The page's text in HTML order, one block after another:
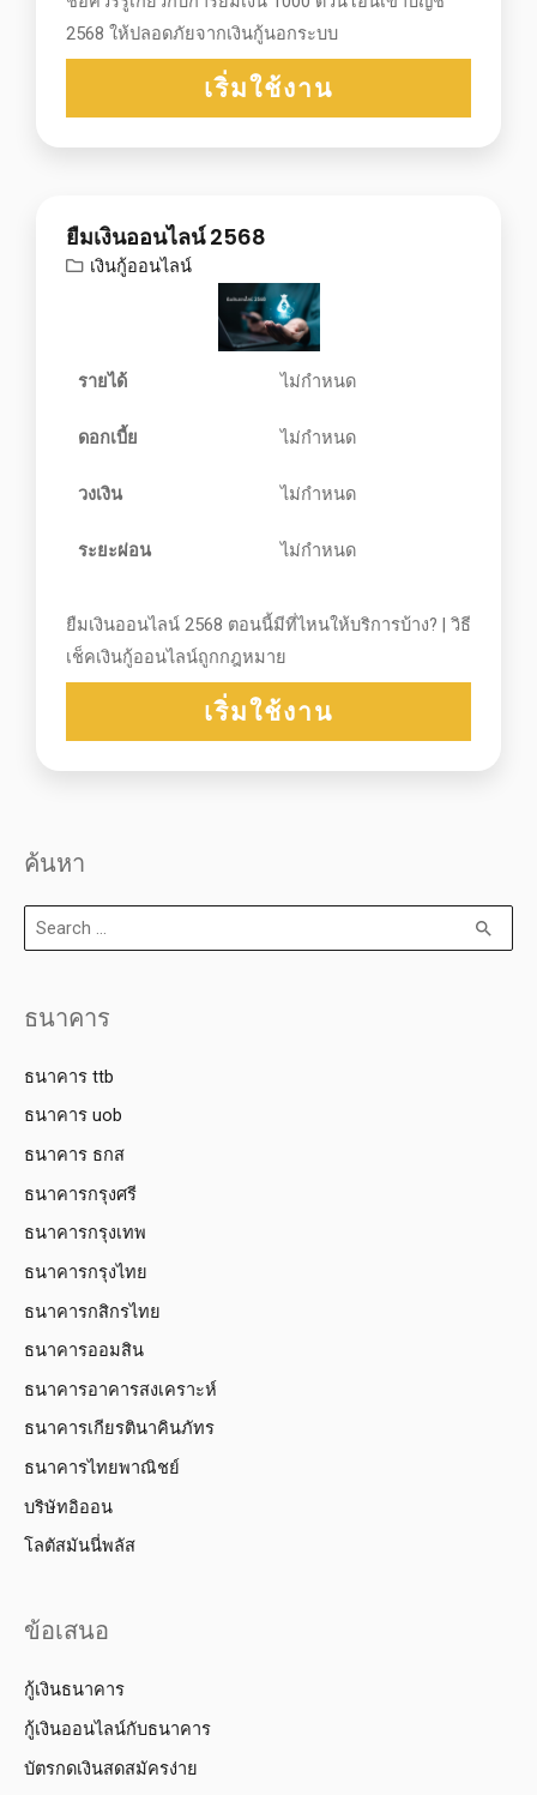
2568 ให้ปลอดภัยจากเงินกู้นอกระบบ
เริ่มใช้งาน
ยืมเงินออนไลน์ 2568
เงินกู้ออนไลน์
รายได้ ไม่กำหนด
ดอกเบี้ย ไม่กำหนด
วงเงิน ไม่กำหนด
ระยะผ่อน ไม่กำหนด
ยืมเงินออนไลน์ 2568 ตอนนี้มีที่ไหนให้บริการบ้าง? | วิธี
เช็คเงินกู้ออนไลน์ถูกกฎหมาย
เริ่มใช้งาน
ค้นหา
ธนาคาร
ธนาคาร ttb
ธนาคาร uob
ธนาคาร ธกส
ธนาคารกรุงศรี
ธนาคารกรุงเทพ
ธนาคารกรุงไทย
ธนาคารกสิกรไทย
ธนาคารออมสิน
ธนาคารอาคารสงเคราะห์
ธนาคารเกียรตินาคินภัทร
ธนาคารไทยพาณิชย์
บริษัทอิออน
โลตัสมันนี่พลัส
ข้อเสนอ
กู้เงินธนาคาร
กู้เงินออนไลน์กับธนาคาร
บัตรกดเงินสดสมัครง่าย